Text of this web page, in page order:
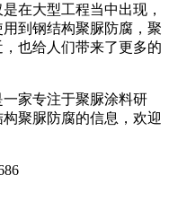
在大型工程当中出现，
到钢结构聚脲防腐，聚
也给人们带来了更多的
家专注于聚脲涂料研
聚脲防腐的信息，欢迎